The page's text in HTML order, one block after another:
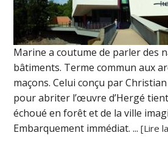
Marine a coutume de parler des
bâtiments. Terme commun aux
maçons. Celui conçu par
pour abriter l’œuvre d’Hergé
échoué en forêt et de la ville
Embarquement immédiat. ...[Lire